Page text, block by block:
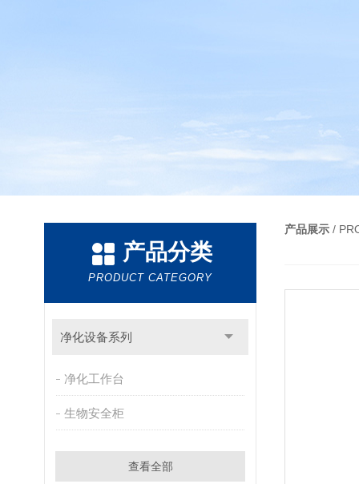
产品分类
PRODUCT CATEGORY
净化设备系列
净化工作台
生物安全柜
查看全部
产品展示 /